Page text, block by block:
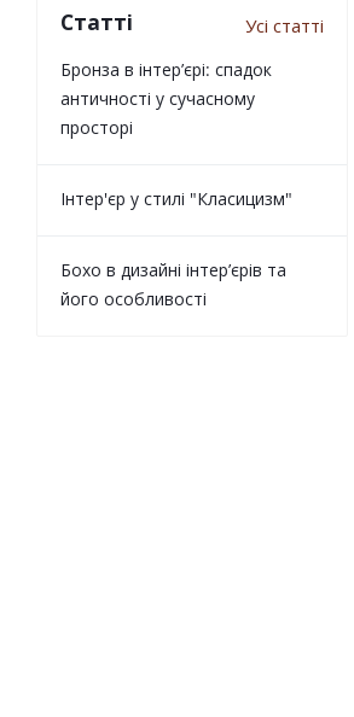
Статті Усі статті
Бронза в інтер’єрі: спадок
античності у сучасному
просторі
Інтер'єр у стилі "Класицизм"
Бохо в дизайні інтер’єрів та
його особливості